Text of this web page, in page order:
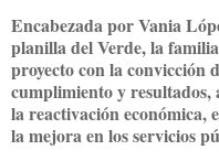
Encabezada por Vania
planilla del Verde, la
proyecto con la convicción
cumplimiento y
la reactivación económica,
la mejora en los servicios